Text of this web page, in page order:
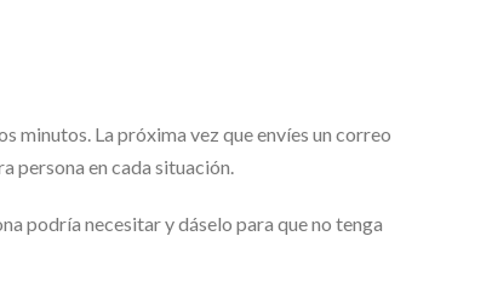
minutos. La próxima vez que envíes un correo
persona en cada situación.
podría necesitar y dáselo para que no tenga